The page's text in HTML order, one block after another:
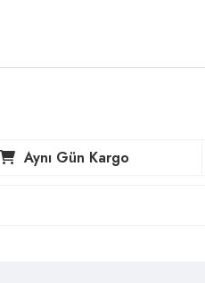
Aynı Gün Kargo